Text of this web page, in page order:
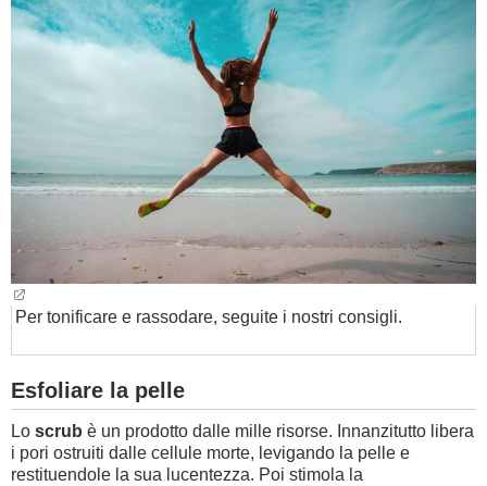
CAPELLI
DIETA
GUIDE
FORUM
Per tonificare e rassodare, seguite i nostri consigli.
Esfoliare la pelle
Lo scrub è un prodotto dalle mille risorse. Innanzitutto libera
i pori ostruiti dalle cellule morte, levigando la pelle e
restituendole la sua lucentezza. Poi stimola la